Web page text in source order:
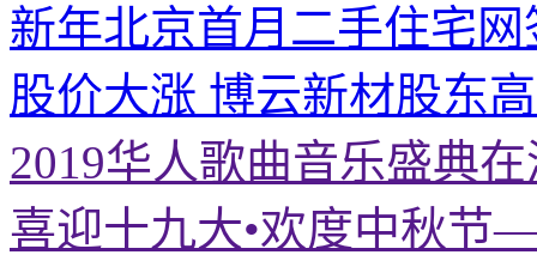
新年北京首月二手住宅
股价大涨 博云新材股东
2019华人歌曲音乐盛典
喜迎十九大•欢度中秋节